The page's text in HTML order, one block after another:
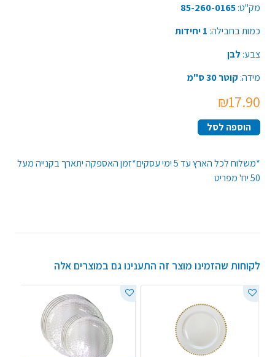
מק"ט:85-260-0165
כמות בחבילה: 1 יחידות
צבע: לבן
מידה: קוטר 30 ס"מ
₪17.90
הוספה לסל
*משלוח לכל הארץ עד 5 ימי עסקים*זמן האספקה יתארך בקנייה מעל
50 יח' מפריט
לקוחות שהזמינו מוצר זה התענינו גם במוצרים אלה